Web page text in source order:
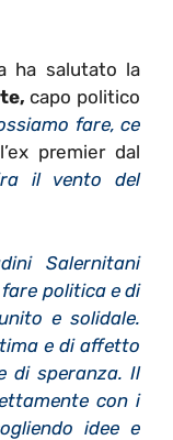
ha salutato la
capo politico
fare, ce
premier dal
il vento del
Salernitani
politica e di
e solidale.
e di affetto
di speranza. Il
con i
idee e